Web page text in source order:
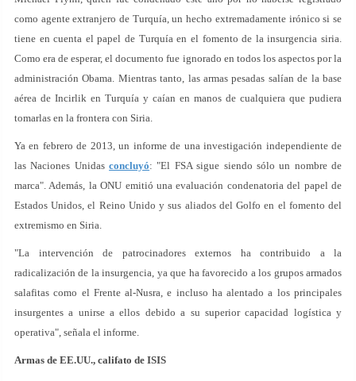
como agente extranjero de Turquía, un hecho extremadamente irónico si se
tiene en cuenta el papel de Turquía en el fomento de la insurgencia siria.
Como era de esperar, el documento fue ignorado en todos los aspectos por la
administración Obama. Mientras tanto, las armas pesadas salían de la base
aérea de Incirlik en Turquía y caían en manos de cualquiera que pudiera
tomarlas en la frontera con Siria.
Ya en febrero de 2013, un informe de una investigación independiente de
las Naciones Unidasconcluyó: "El FSA sigue siendo sólo un nombre de
marca". Además, la ONU emitió una evaluación condenatoria del papel de
Estados Unidos, el Reino Unido y sus aliados del Golfo en el fomento del
extremismo en Siria.
"La intervención de patrocinadores externos ha contribuido a la
radicalización de la insurgencia, ya que ha favorecido a los grupos armados
salafitas como el Frente al-Nusra, e incluso ha alentado a los principales
insurgentes a unirse a ellos debido a su superior capacidad logística y
operativa", señala el informe.
Armas de EE.UU., califato de ISIS